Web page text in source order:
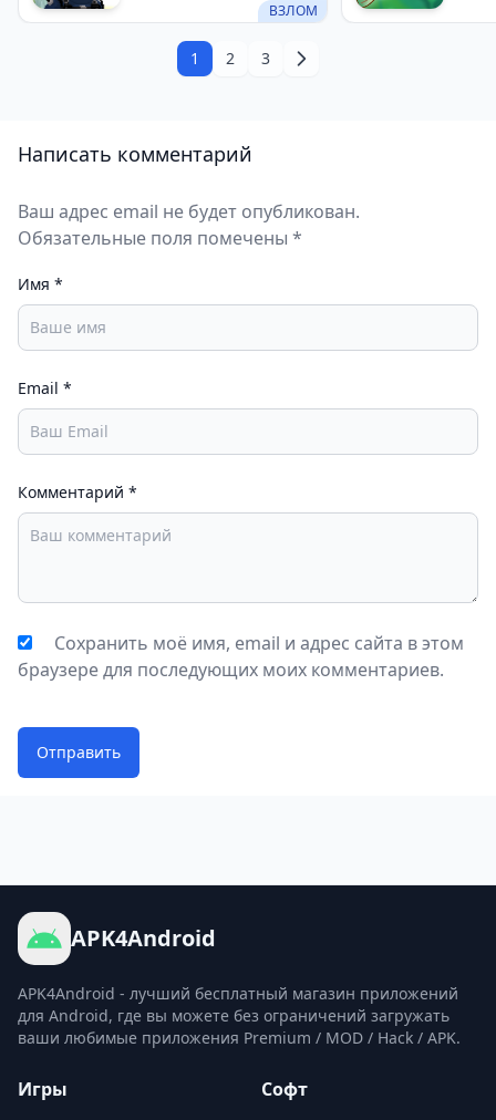
ВЗЛОМ
1 2 3
Написать комментарий
Ваш адрес email не будет опубликован.
Обязательные поля помечены *
Имя *
Email *
Комментарий *
Сохранить моё имя, email и адрес сайта в этом
браузере для последующих моих комментариев.
Отправить
APK4Android
APK4Android - лучший бесплатный магазин приложений
для Android, где вы можете без ограничений загружать
ваши любимые приложения Premium / MOD / Hack / APK.
Игры Софт